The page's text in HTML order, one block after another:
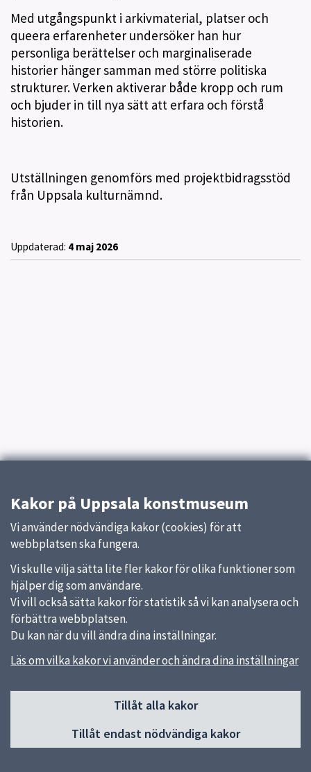
Med utgångspunkt i arkivmaterial, platser och
queera erfarenheter undersöker han hur
personliga berättelser och marginaliserade
historier hänger samman med större politiska
strukturer. Verken aktiverar både kropp och rum
och bjuder in till nya sätt att erfara och förstå
historien.
Utställningen genomförs med projektbidragsstöd
från Uppsala kulturnämnd.
Uppdaterad: 4 maj 2026
Kakor på Uppsala konstmuseum
Vi använder nödvändiga kakor (cookies) för att
webbplatsen ska fungera.
Vi skulle vilja sätta lite fler kakor för olika funktioner som
hjälper dig som användare.
Vi vill också sätta kakor för statistik så vi kan analysera och
förbättra webbplatsen.
Du kan när du vill ändra dina inställningar.
Läs om vilka kakor vi använder och ändra dina inställningar
Tillåt alla kakor
Tillåt endast nödvändiga kakor
Sidfot
Besök museet